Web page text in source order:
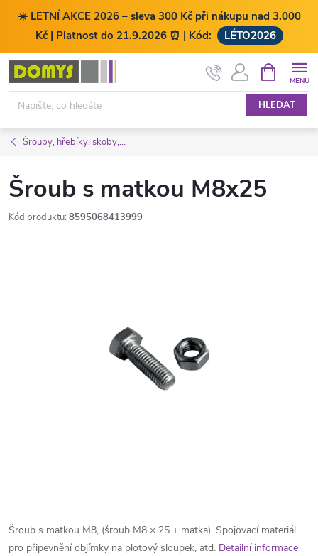
☀️ LETNÍ AKCE 2026 – sleva 300 Kč při nákupu nad 3.000
Kč | Platnost do 21.9.2026 ⏰ | Kód:
LÉTO2026
Přejít
obsah
HLEDAT
NÁKUPNÍ
KOŠÍK
Šrouby, hřebíky, skoby,...
Šroub s matkou M8x25
Kód produktu: 8595068413999
Šroub s matkou M8, (šroub M8 × 25 + matka). Spojovací materiál
pro připevnění objímky na plotový sloupek, atd. Detailní informace